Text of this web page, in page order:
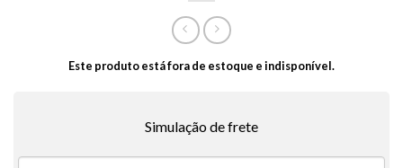
Este produto está fora de estoque e indisponível.
Simulação de frete